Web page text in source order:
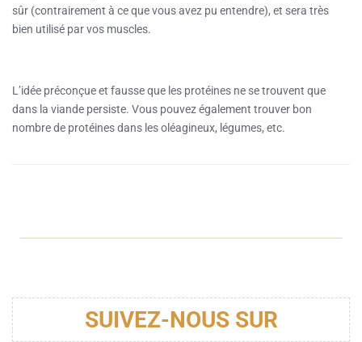
sûr (contrairement à ce que vous avez pu entendre), et sera très
bien utilisé par vos muscles.
L’idée préconçue et fausse que les protéines ne se trouvent que
dans la viande persiste. Vous pouvez également trouver bon
nombre de protéines dans les oléagineux, légumes, etc.
SUIVEZ-NOUS SUR